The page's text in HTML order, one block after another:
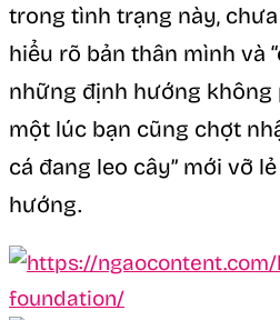
trong tình trạng này,
hiểu rõ bản thân mình và
những định hướng không
một lúc bạn cũng chợt
cá đang leo cây” mới vỡ
hướng.